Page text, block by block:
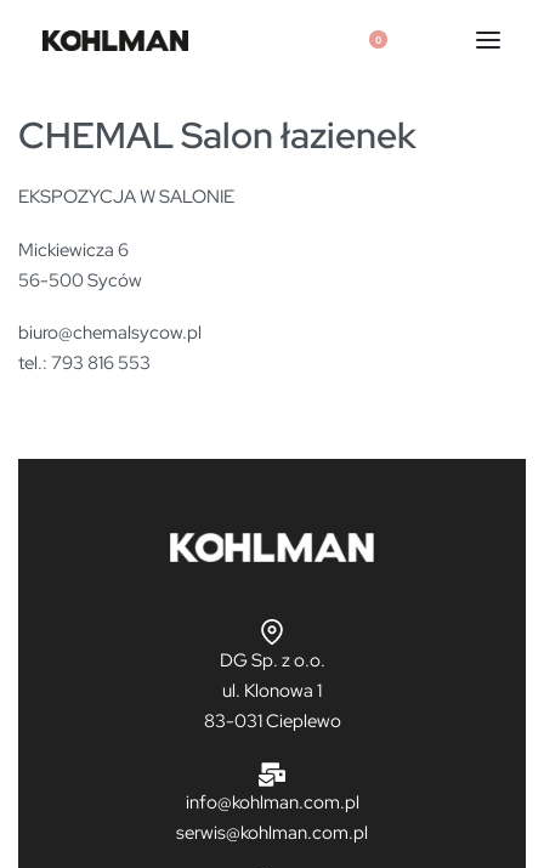
0
CHEMAL Salon łazienek
EKSPOZYCJA W SALONIE
Mickiewicza 6
56-500 Syców
biuro@chemalsycow.pl
tel.: 793 816 553
DG Sp. z o.o.
ul. Klonowa 1
83-031 Cieplewo
info@kohlman.com.pl
serwis@kohlman.com.pl